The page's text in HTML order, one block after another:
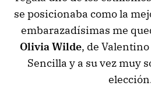
se posicionaba como la
embarazadísimas me
Olivia Wilde, de
Sencilla y a su vez muy